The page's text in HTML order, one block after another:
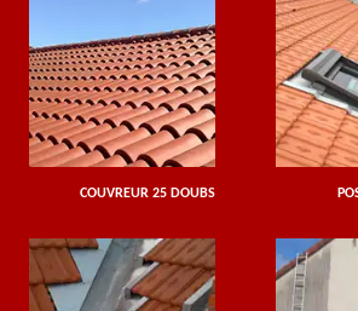
COUVREUR 25 DOUBS